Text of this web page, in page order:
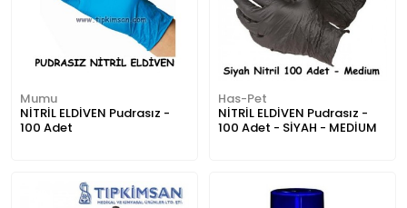
Mumu
NİTRİL ELDİVEN Pudrasız -
100 Adet
Has-Pet
NİTRİL ELDİVEN Pudrasız -
100 Adet - SİYAH - MEDİUM